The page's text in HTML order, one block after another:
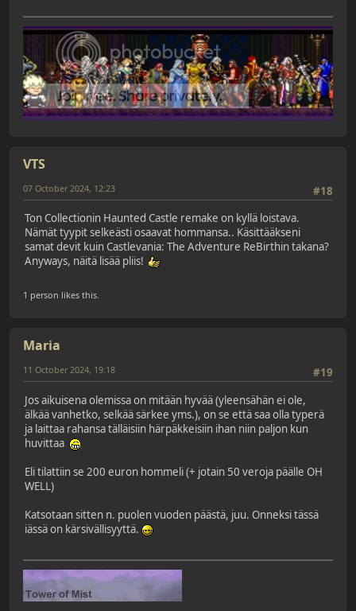
VTS
#18
07 October 2024, 12:23
Ton Collectionin Haunted Castle remake on kyllä loistava.
Nämät tyypit selkeästi osaavat hommansa.. Käsittääkseni
samat devit kuin Castlevania: The Adventure ReBirthin takana?
Anyways, näitä lisää pliis!
1 person likes this.
Maria
#19
11 October 2024, 19:18
Jos aikuisena olemissa on mitään hyvää (yleensähän ei ole,
älkää vanhetko, selkää särkee yms.), on se että saa olla typerä
ja laittaa rahansa tälläisiin härpäkkeisiin ihan niin paljon kun
huvittaa
Eli tilattiin se 200 euron hommeli (+ jotain 50 veroja päälle OH
WELL)
Katsotaan sitten n. puolen vuoden päästä, juu. Onneksi tässä
iässä on kärsivällisyyttä.